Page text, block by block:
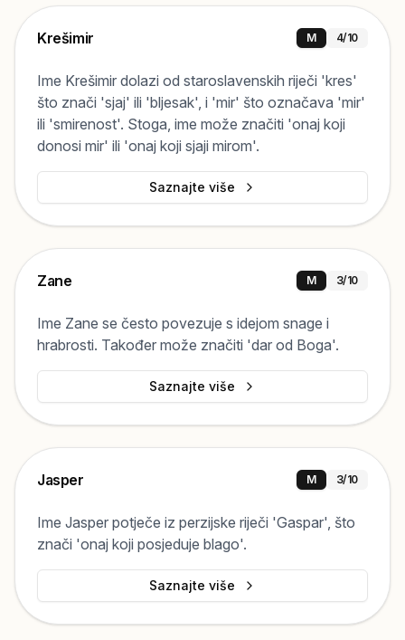
Krešimir M 4/10
Ime Krešimir dolazi od staroslavenskih riječi 'kres'
što znači 'sjaj' ili 'bljesak', i 'mir' što označava 'mir'
ili 'smirenost'. Stoga, ime može značiti 'onaj koji
donosi mir' ili 'onaj koji sjaji mirom'.
Saznajte više
Zane M 3/10
Ime Zane se često povezuje s idejom snage i
hrabrosti. Također može značiti 'dar od Boga'.
Saznajte više
Jasper M 3/10
Ime Jasper potječe iz perzijske riječi 'Gaspar', što
znači 'onaj koji posjeduje blago'.
Saznajte više